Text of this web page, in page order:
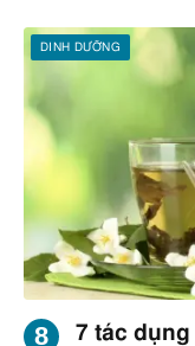
DINH DƯỠNG
7 tác